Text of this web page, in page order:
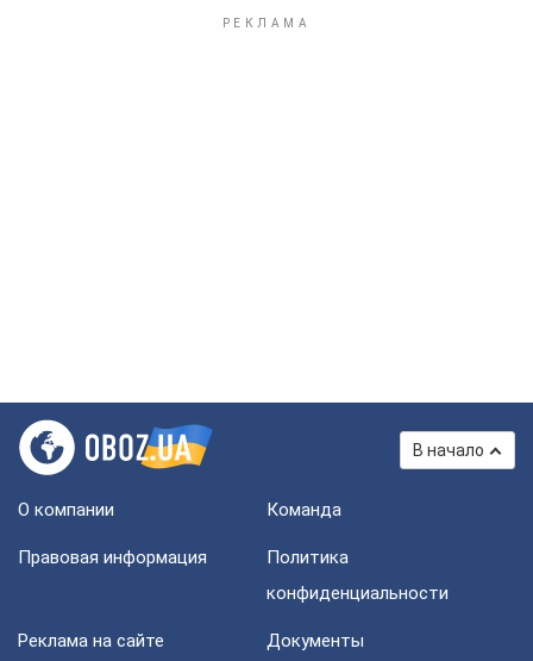
В начало
О компании Команда
Правовая информация
Политика
конфиденциальности
Реклама на сайте Документы